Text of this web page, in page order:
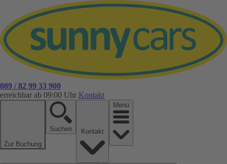
089 / 82 99 33 900
erreichbar ab 09:00 Uhr Kontakt
Zur Buchung
Suchen
Menü